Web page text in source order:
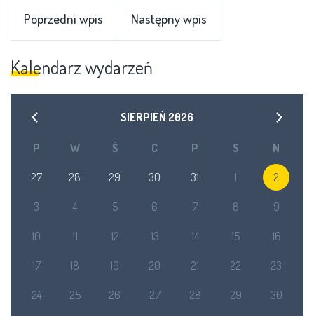
Poprzedni wpis Następny wpis
Kalendarz wydarzeń
SIERPIEŃ 2026
P W Ś C P S N
27 28 29 30 31 1 2
3 4 5 6 7 8 9
10 11 12 13 14 15 16
17 18 19 20 21 22 23
24 25 26 27 28 29 30